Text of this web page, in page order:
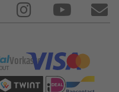
Vorkasse